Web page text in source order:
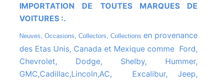
IMPORTATION DE TOUTES MARQUES DE
VOITURES :.
Neuves, Occasions, Collectors, Collections en provenance
des Etas Unis, Canada et Mexique comme Ford,
Chevrolet, Dodge, Shelby, Hummer,
GMC,Cadillac,Lincoln,AC, Excalibur, Jeep,